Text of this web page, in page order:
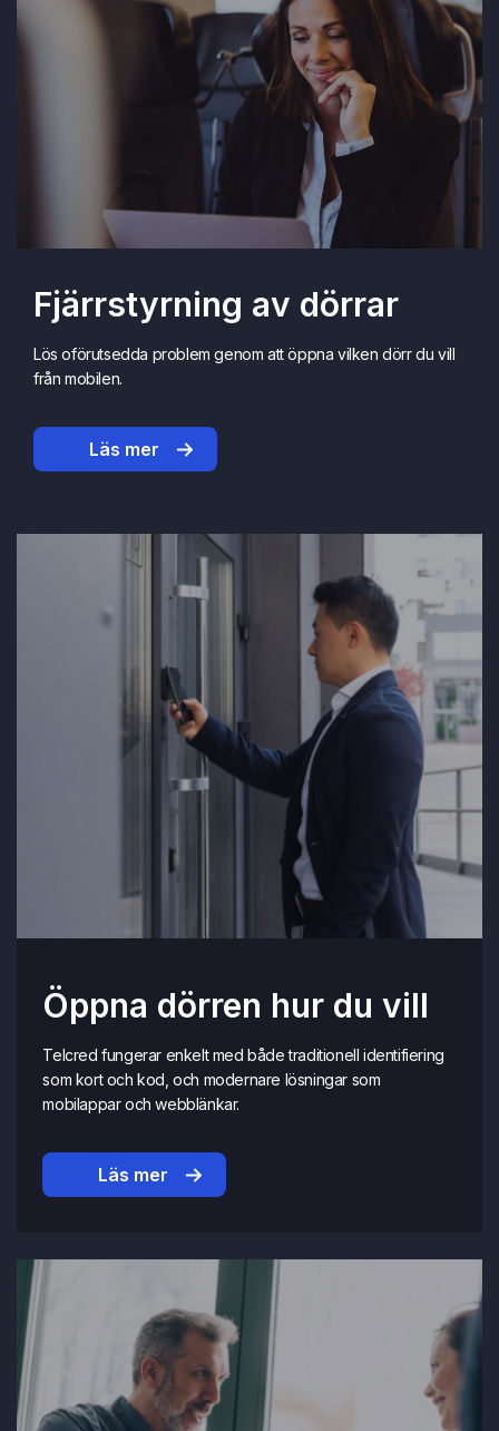
Fjärrstyrning av dörrar
Lös oförutsedda problem genom att öppna vilken dörr du vill
från mobilen.
Läs mer
Öppna dörren hur du vill
Telcred fungerar enkelt med både traditionell identifiering
som kort och kod, och modernare lösningar som
mobilappar och webblänkar.
Läs mer